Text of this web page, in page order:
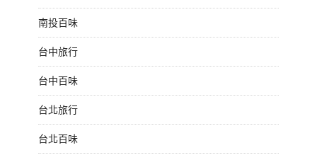
南投百味
台中旅行
台中百味
台北旅行
台北百味